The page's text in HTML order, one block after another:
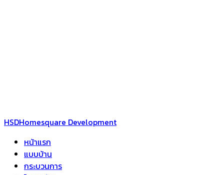
HSDHomesquare Development
หน้าแรก
แบบบ้าน
กระบวนการ